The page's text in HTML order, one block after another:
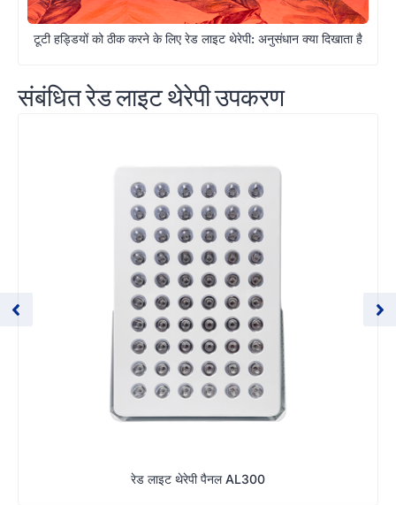
टूटी हड्डियों को ठीक करने के लिए रेड लाइट थेरेपी: अनुसंधान क्या दिखाता है
संबंधित रेड लाइट थेरेपी उपकरण
रेड लाइट थेरेपी पैनल AL300